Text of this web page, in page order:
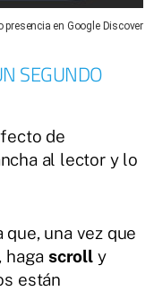
presencia en Google Discover
SEGUNDO
de
al lector y lo
una vez que
haga scrolly
están